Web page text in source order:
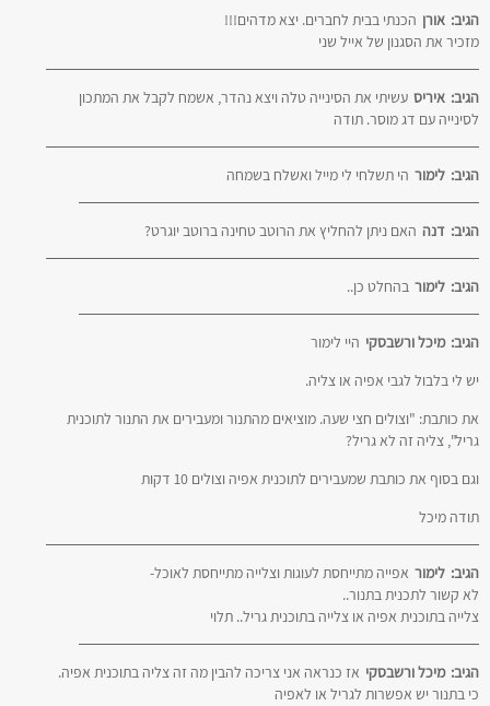
אורן הגיב:
הכנתי בבית לחברים. יצא מדהים!!!
מזכיר את הסגנון של אייל שני
איריס הגיב:
עשיתי את הסינייה טלה ויצא נהדר, אשמח לקבל את המתכון
לסינייה עם דג מוסר. תודה
לימור הגיב: הי תשלחי לי מייל ואשלח בשמחה
דנה הגיב: האם ניתן להחליץ את הרוטב טחינה ברוטב יוגרט?
לימור הגיב: בהחלט כן..
מיכל ורשבסקי הגיב:
היי לימור
יש לי בלבול לגבי אפיה או צליה.
את כותבת: "וצולים חצי שעה. מוציאים מהתנור ומעבירים את התנור לתוכנית
גריל", צליה זה לא גריל?
וגם בסוף את כותבת שמעבירים לתוכנית אפיה וצולים 10 דקות
תודה מיכל
לימור הגיב:
אפייה מתייחסת לעוגות וצלייה מתייחסת לאוכל-
לא קשור לתכנית בתנור..
צלייה בתוכנית אפיה או צלייה בתוכנית גריל.. תלוי
מיכל ורשבסקי הגיב:
אז כנראה אני צריכה להבין מה זה צליה בתוכנית אפיה.
כי בתנור יש אפשרות לגריל או לאפיה